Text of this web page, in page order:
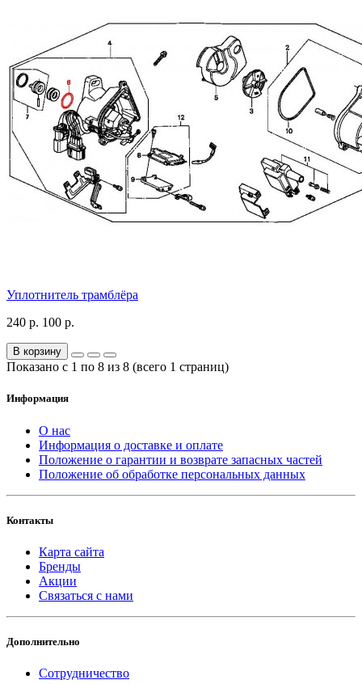
Уплотнитель трамблёра
240 р. 100 р.
В корзину
Показано с 1 по 8 из 8 (всего 1 страниц)
Информация
О нас
Информация о доставке и оплате
Положение о гарантии и возврате запасных частей
Положение об обработке персональных данных
Контакты
Карта сайта
Бренды
Акции
Связаться с нами
Дополнительно
Сотрудничество